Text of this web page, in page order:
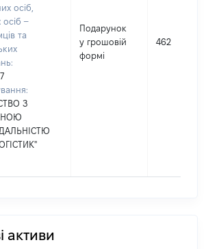
осіб,
осіб –
та
З
Подарунок
у грошовій
формі
462
активи